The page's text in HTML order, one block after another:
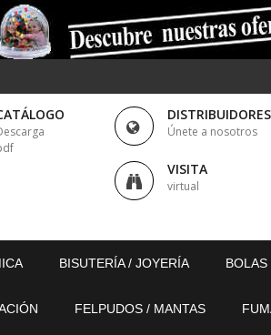
DISTRIBUIDORES
Únete a nosotros
VISITA
virtual
BISUTERÍA / JOYERÍA BOLAS
FELPUDOS / MANTAS